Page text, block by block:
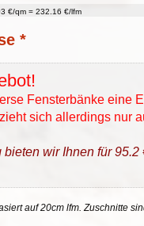
€/qm = 232.16 €/lfm
*
Fensterbänke eine
sich allerdings nur
wir Ihnen für
auf 20cm lfm. Zuschnitte